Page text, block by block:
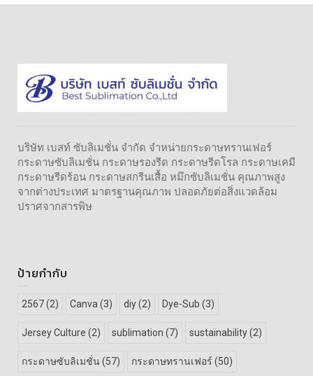
บริษัท เบสท์ ซับลิเมชั่น จำกัด จำหน่ายกระดาษทรานเฟอร์
กระดาษซับลิเมชั่น กระดาษรองรีด กระดาษรีดโรล กระดาษเคมี
กระดาษรีดร้อน กระดาษสกรีนเสื้อ หมึกซับลิเมชั่น คุณภาพสูง
จากต่างประเทศ มาตรฐานคุณภาพ ปลอดภัยต่อสิ่งแวดล้อม
ปราศจากสารพิษ
ป้ายกำกับ
2567(2) Canva (3) diy(2) Dye-Sub (3)
Jersey Culture (2) sublimation (7) sustainability(2)
กระดาษซับลิเมชั่น (57) กระดาษทรานเฟอร์ (50)